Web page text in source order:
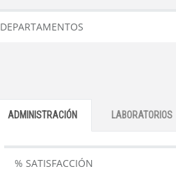
DEPARTAMENTOS
ADMINISTRACIÓN LABORATORIOS
% SATISFACCIÓN